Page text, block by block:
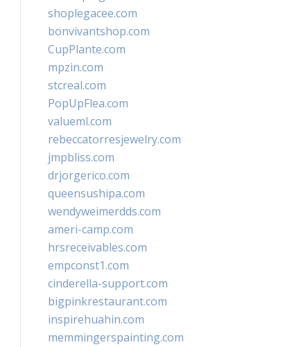
shoplegacee.com
bonvivantshop.com
CupPlante.com
mpzin.com
stcreal.com
PopUpFlea.com
valueml.com
rebeccatorresjewelry.com
jmpbliss.com
drjorgerico.com
queensushipa.com
wendyweimerdds.com
ameri-camp.com
hrsreceivables.com
empconst1.com
cinderella-support.com
bigpinkrestaurant.com
inspirehuahin.com
memmingerspainting.com